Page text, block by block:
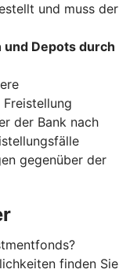
und muss der
Depots durch
Freistellung
der Bank nach
gegenüber der
finden Sie